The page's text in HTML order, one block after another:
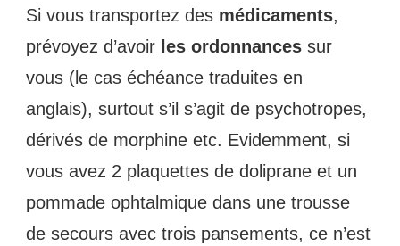
Si vous transportez des médicaments,
prévoyez d’avoir les ordonnances sur
vous (le cas échéance traduites en
anglais), surtout s’il s’agit de psychotropes,
dérivés de morphine etc. Evidemment, si
vous avez 2 plaquettes de doliprane et un
pommade ophtalmique dans une trousse
de secours avec trois pansements, ce n’est